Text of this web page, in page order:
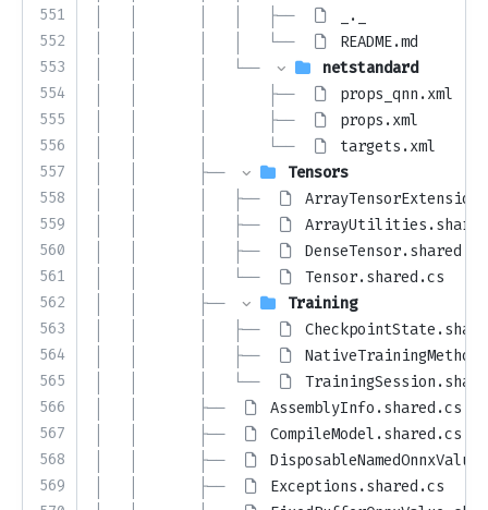
551
552
553
554
555
556
557
558
559
560
561
562
563
564
565
566
567
568
569
│   │       │   │   ├──
_._
│   │       │   │   └──
README.md
│   │       │   └──
netstandard
│   │       │       ├──
props_qnn.xml
│   │       │       ├──
props.xml
│   │       │       └──
targets.xml
│   │       ├──
Tensors
│   │       │   ├──
│   │       │   ├──
│   │       │   ├──
DenseTensor.shared.cs
│   │       │   └──
Tensor.shared.cs
│   │       ├──
Training
│   │       │   ├──
│   │       │   ├──
│   │       │   └──
│   │       ├──
AssemblyInfo.shared.cs
│   │       ├──
CompileModel.shared.cs
│   │       ├──
│   │       ├──
Exceptions.shared.cs